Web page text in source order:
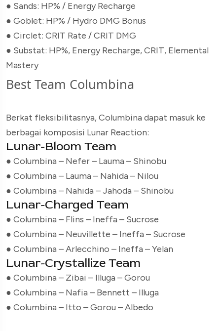
● Sands: HP% / Energy Recharge
● Goblet: HP% / Hydro DMG Bonus
● Circlet: CRIT Rate / CRIT DMG
● Substat: HP%, Energy Recharge, CRIT, Elemental
Mastery
Best Team Columbina
Berkat fleksibilitasnya, Columbina dapat masuk ke
berbagai komposisi Lunar Reaction:
Lunar-Bloom Team
● Columbina – Nefer – Lauma – Shinobu
● Columbina – Lauma – Nahida – Nilou
● Columbina – Nahida – Jahoda – Shinobu
Lunar-Charged Team
● Columbina – Flins – Ineffa – Sucrose
● Columbina – Neuvillette – Ineffa – Sucrose
● Columbina – Arlecchino – Ineffa – Yelan
Lunar-Crystallize Team
● Columbina – Zibai – Illuga – Gorou
● Columbina – Nafia – Bennett – Illuga
● Columbina – Itto – Gorou – Albedo